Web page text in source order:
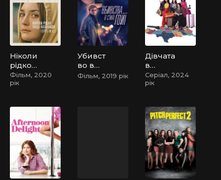
Літня
школа
Ніколи
рідко
іноді
назавж
іноді,
завжди
Фільм, 2020
рік
Убивст
во в
стилі
Фільм, 2019 рік
Дівчата
в
автобу
сі
Серіал, 2024
рік